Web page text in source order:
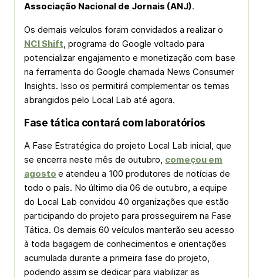
Associação Nacional de Jornais (ANJ).
Os demais veículos foram convidados a realizar o
NCI Shift, programa do Google voltado para
potencializar engajamento e monetização com base
na ferramenta do Google chamada News Consumer
Insights. Isso os permitirá complementar os temas
abrangidos pelo Local Lab até agora.
Fase tática contará com laboratórios
A Fase Estratégica do projeto Local Lab inicial, que
se encerra neste mês de outubro, começou em
agosto e atendeu a 100 produtores de notícias de
todo o país. No último dia 06 de outubro, a equipe
do Local Lab convidou 40 organizações que estão
participando do projeto para prosseguirem na Fase
Tática. Os demais 60 veículos manterão seu acesso
à toda bagagem de conhecimentos e orientações
acumulada durante a primeira fase do projeto,
podendo assim se dedicar para viabilizar as